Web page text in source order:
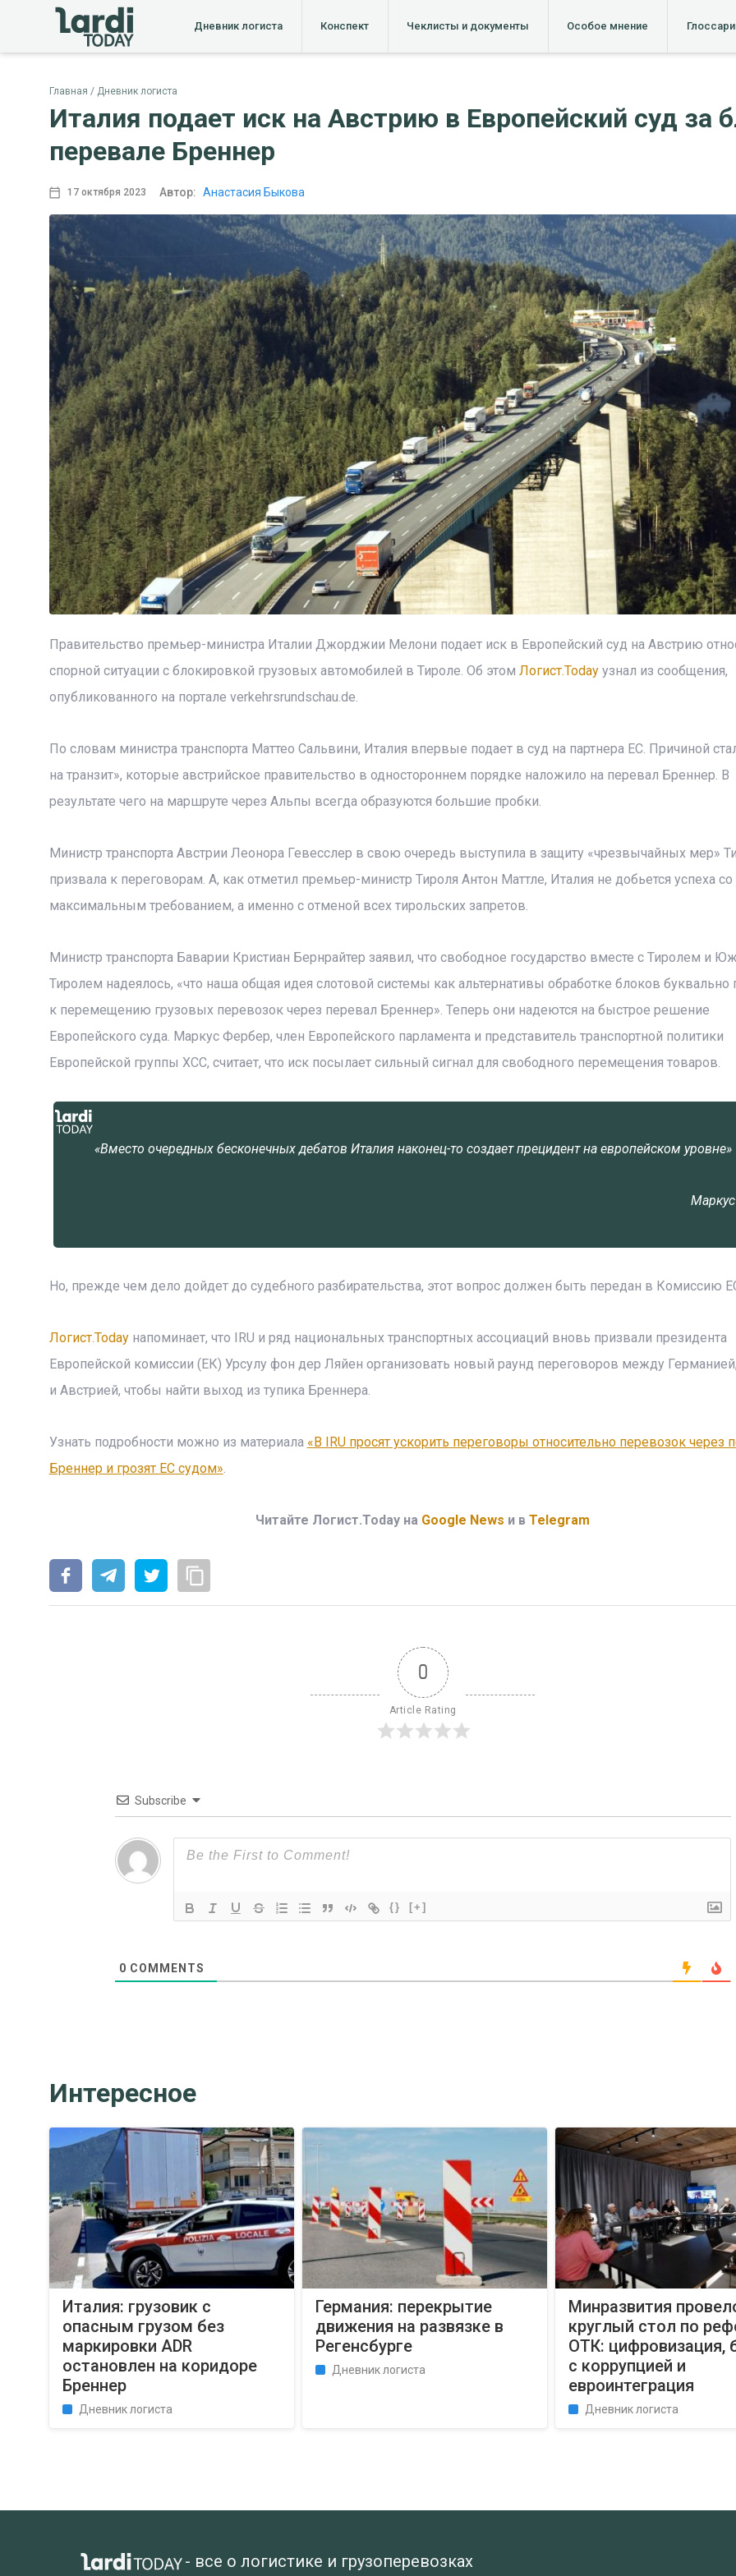
Дневник логиста Конспект Чеклисты и документы Особое мнение
Главная Дневник логиста
Италия подает иск на Австрию в Европейский суд за
перевале Бреннер
17 октября 2023 Автор: Анастасия Быкова
Правительство премьер-министра Италии Джорджии Мелони подает иск в Европейский суд на Австрию
спорной ситуации с блокировкой грузовых автомобилей в Тироле. Об этом Логист.Todayузнал из сообщения,
опубликованного на портале verkehrsrundschau.de.
По словам министра транспорта Маттео Сальвини, Италия впервые подает в суд на партнера ЕС. Причиной
на транзит», которые австрийское правительство в одностороннем порядке наложило на перевал Бреннер. В
результате чего на маршруте через Альпы всегда образуются большие пробки.
Министр транспорта Австрии Леонора Гевесслер в свою очередь выступила в защиту «чрезвычайных мер»
призвала к переговорам. А, как отметил премьер-министр Тироля Антон Маттле, Италия не добьется успеха
максимальным требованием, а именно с отменой всех тирольских запретов.
Министр транспорта Баварии Кристиан Бернрайтер заявил, что свободное государство вместе с Тиролем и
Тиролем надеялось, «что наша общая идея слотовой системы как альтернативы обработке блоков буквально
к перемещению грузовых перевозок через перевал Бреннер». Теперь они надеются на быстрое решение
Европейского суда. Маркус Фербер, член Европейского парламента и представитель транспортной политики
Европейской группы ХСС, считает, что иск посылает сильный сигнал для свободного перемещения товаров.
«Вместо очередных бесконечных дебатов Италия наконец-то создает прецидент на европейском уровне»
Но, прежде чем дело дойдет до судебного разбирательства, этот вопрос должен быть передан в Комиссию
Логист.Todayнапоминает, что IRU и ряд национальных транспортных ассоциаций вновь призвали президента
Европейской комиссии (ЕК) Урсулу фон дер Ляйен организовать новый раунд переговоров между
и Австрией, чтобы найти выход из тупика Бреннера.
Узнать подробности можно из материала «В IRU просят ускорить переговоры относительно перевозок через
Бреннер и грозят ЕС судом».
Читайте Логист.Today на Google News и в Telegram
0
Article Rating
Subscribe
{} [+]
0 COMMENTS
Интересное
Италия: грузовик с
опасным грузом без
маркировки ADR
остановлен на коридоре
Бреннер
Дневник логиста
Германия: перекрытие
движения на развязке в
Регенсбурге
Дневник логиста
Минразвития
круглый стол по
ОТК: цифровизация,
с коррупцией и
евроинтеграция
Дневник логиста
- все о логистике и грузоперевозках